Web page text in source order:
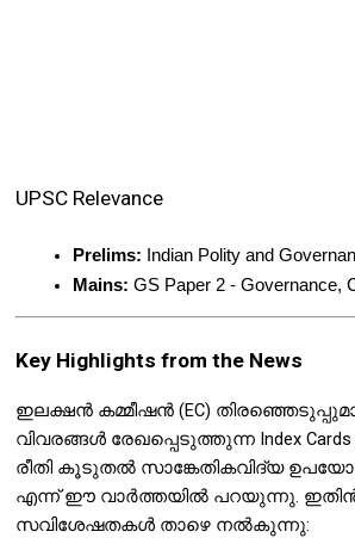
UPSC Relevance
Prelims: Indian Polity and
Mains: GS Paper 2 - Governance,
Key Highlights from the News
ഇലക്ഷൻ കമ്മീഷൻ (EC)
വിവരങ്ങൾ രേഖപ്പെടുത്തുന്ന Index
രീതി കൂടുതൽ സാങ്കേതികവിദ്യ
എന്ന് ഈ വാർത്തയിൽ പറയുന്നു.
സവിശേഷതകൾ താഴെ നൽകുന്നു: